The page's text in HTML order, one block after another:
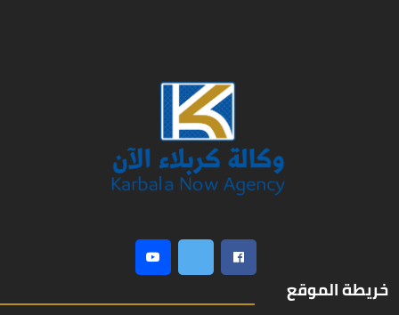
خريطة الموقع